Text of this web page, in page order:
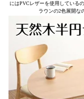
にはPVCレザーを使用しているの
ラウンの2色展開な